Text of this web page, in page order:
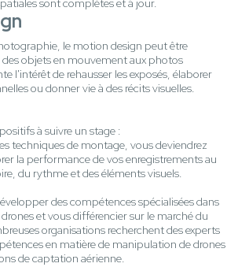
sont complètes et à jour.
le motion design peut être
objets en mouvement aux photos
l'intérêt de rehausser les exposés, élaborer
ou donner vie à des récits visuelles.
à suivre un stage :
techniques de montage, vous deviendrez
la performance de vos enregistrements au
du rythme et des éléments visuels.
des compétences spécialisées dans
et vous différencier sur le marché du
organisations recherchent des experts
en matière de manipulation de drones
de captation aérienne.